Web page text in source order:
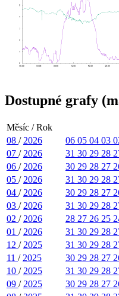
Dostupné grafy
Měsíc / Rok
08 / 2026 06 05 04 03
07 / 2026 31 30 29 28
06 / 2026 30 29 28 27
05 / 2026 31 30 29 28
04 / 2026 30 29 28 27
03 / 2026 31 30 29 28
02 / 2026 28 27 26 25
01 / 2026 31 30 29 28
12 / 2025 31 30 29 28
11 / 2025 30 29 28 27
10 / 2025 31 30 29 28
09 / 2025 30 29 28 27